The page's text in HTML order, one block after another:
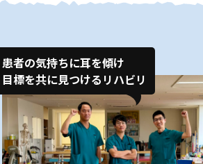
患者の気持ちに耳を傾け
目標を共に見つけるリハビリ